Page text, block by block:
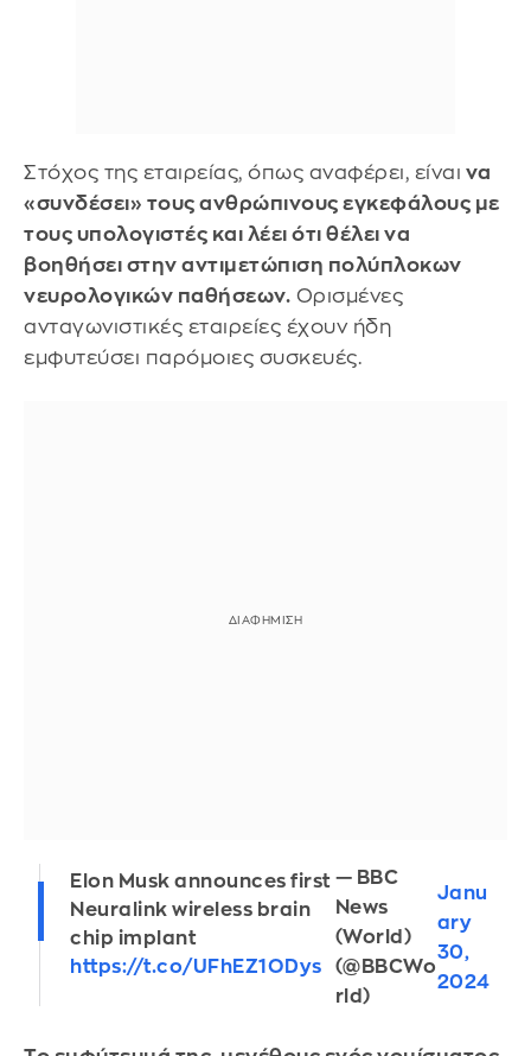
Στόχος της εταιρείας, όπως αναφέρει, είναι να
«συνδέσει» τους ανθρώπινους εγκεφάλους με
τους υπολογιστές και λέει ότι θέλει να
βοηθήσει στην αντιμετώπιση πολύπλοκων
νευρολογικών παθήσεων. Ορισμένες
ανταγωνιστικές εταιρείες έχουν ήδη
εμφυτεύσει παρόμοιες συσκευές.
Elon Musk announces first
Neuralink wireless brain
chip implant
https://t.co/UFhEZ1ODys
— BBC
News
(World)
(@BBCWo
rld)
Janu
ary
30,
2024